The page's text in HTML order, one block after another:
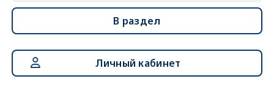
В раздел
Личный кабинет